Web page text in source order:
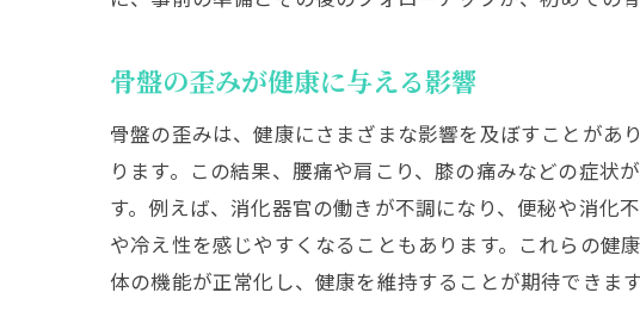
地
骨
瑞
骨
地
骨盤の歪みが健康に与える影響
骨盤の歪みは、健康にさまざまな影響を及ぼすことがあ
ります。この結果、腰痛や肩こり、膝の痛みなどの症状
す。例えば、消化器官の働きが不調になり、便秘や消化
や冷え性を感じやすくなることもあります。これらの健
体の機能が正常化し、健康を維持することが期待できます